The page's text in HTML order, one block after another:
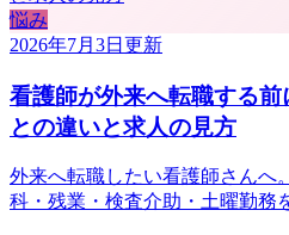
悩み
2026年7月3日 更新
看護師が外来へ転職する
との違いと求人の見方
外来へ転職したい看護師さんへ
科・残業・検査介助・土曜勤務